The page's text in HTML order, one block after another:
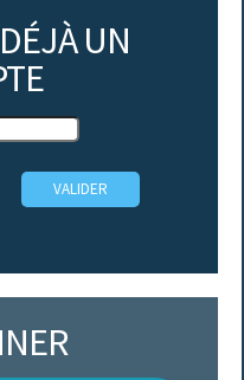
DÉJÀ UN